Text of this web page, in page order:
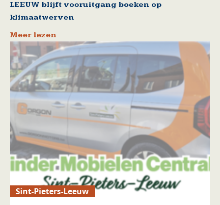
LEEUW blijft vooruitgang boeken op
klimaatwerven
Meer lezen
Sint-Pieters-Leeuw